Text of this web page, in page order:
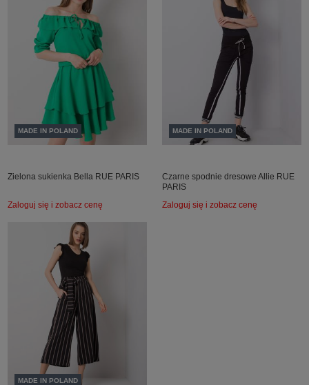
MADE IN POLAND
Zielona sukienka Bella RUE PARIS
Zaloguj się i zobacz cenę
MADE IN POLAND
Czarne spodnie dresowe Allie RUE
PARIS
Zaloguj się i zobacz cenę
MADE IN POLAND